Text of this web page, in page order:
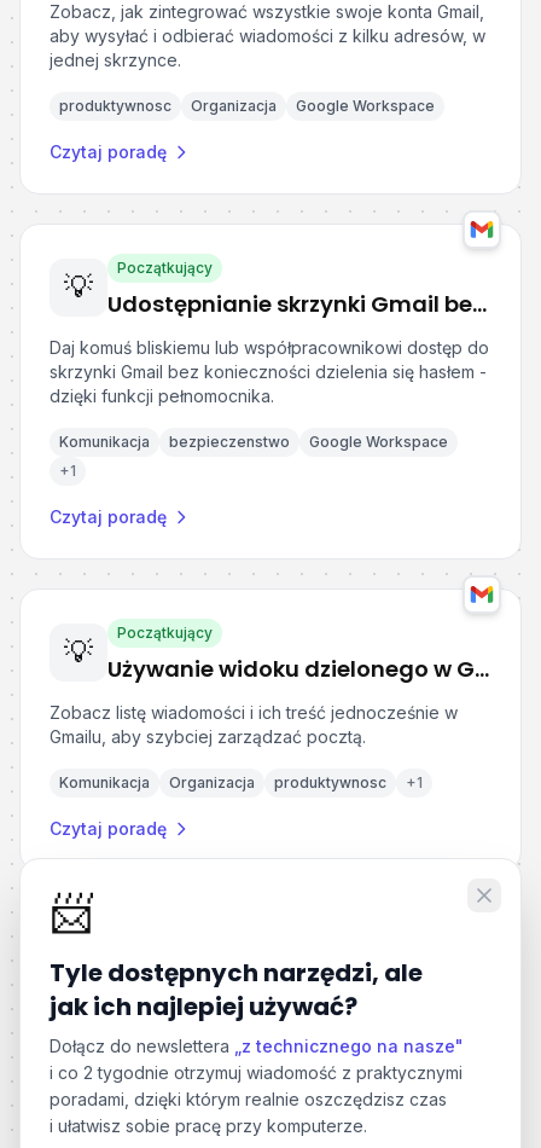
Zobacz, jak zintegrować wszystkie swoje konta Gmail,
aby wysyłać i odbierać wiadomości z kilku adresów, w
jednej skrzynce.
produktywnosc Organizacja Google Workspace
Czytaj poradę
💡
Początkujący
Udostępnianie skrzynki Gmail bez podawania hasła
Daj komuś bliskiemu lub współpracownikowi dostęp do
skrzynki Gmail bez konieczności dzielenia się hasłem -
dzięki funkcji pełnomocnika.
Komunikacja bezpieczenstwo
Google Workspace
+1
Czytaj poradę
💡
Początkujący
Używanie widoku dzielonego w Gmailu
Zobacz listę wiadomości i ich treść jednocześnie w
Gmailu, aby szybciej zarządzać pocztą.
Komunikacja Organizacja produktywnosc +1
Czytaj poradę
💡
Sprytny sposób na automatyczne sortowanie poczty w
Gmail, dzięki wykorzystaniu adresów z plusem.
automatyzacja Organizacja Google Workspace
📨
Tyle dostępnych narzędzi, ale
jak ich najlepiej używać?
Dołącz do newslettera
„z technicznego na nasze"
i co 2 tygodnie otrzymuj wiadomość z praktycznymi
poradami, dzięki którym realnie oszczędzisz czas
i ułatwisz sobie pracę przy komputerze.